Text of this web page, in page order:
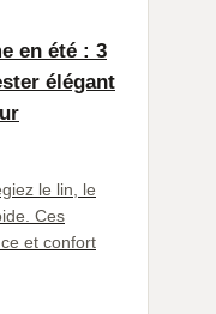
en été : 3
élégant
le lin, le
Ces
et confort